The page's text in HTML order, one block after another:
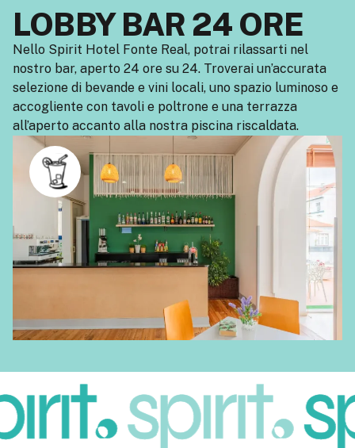
LOBBY BAR 24 ORE
Nello Spirit Hotel Fonte Real, potrai rilassarti nel
nostro bar, aperto 24 ore su 24. Troverai un’accurata
selezione di bevande e vini locali, uno spazio luminoso e
accogliente con tavoli e poltrone e una terrazza
all’aperto accanto alla nostra piscina riscaldata.